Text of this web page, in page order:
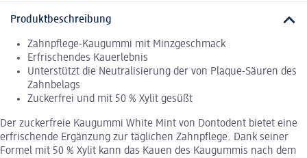
Produktbeschreibung
Zahnpflege-Kaugummi mit Minzgeschmack
Erfrischendes Kauerlebnis
Unterstützt die Neutralisierung der von Plaque-Säuren des
Zahnbelags
Zuckerfrei und mit 50 % Xylit gesüßt
Der zuckerfreie Kaugummi White Mint von Dontodent bietet eine
erfrischende Ergänzung zur täglichen Zahnpflege. Dank seiner
Formel mit 50 % Xylit kann das Kauen des Kaugummis nach dem